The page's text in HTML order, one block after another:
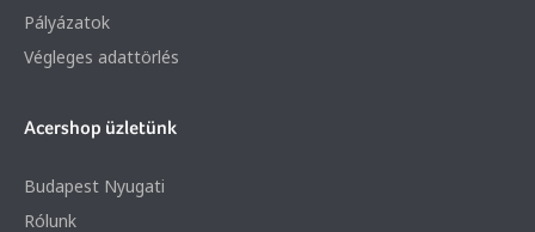
Pályázatok
Végleges adattörlés
Acershop üzletünk
Budapest Nyugati
Rólunk